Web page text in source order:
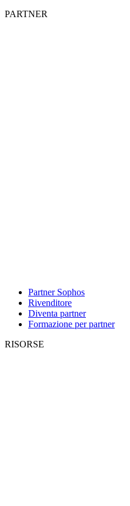
PARTNER
Partner Sophos
Rivenditore
Diventa partner
Formazione per partner
RISORSE